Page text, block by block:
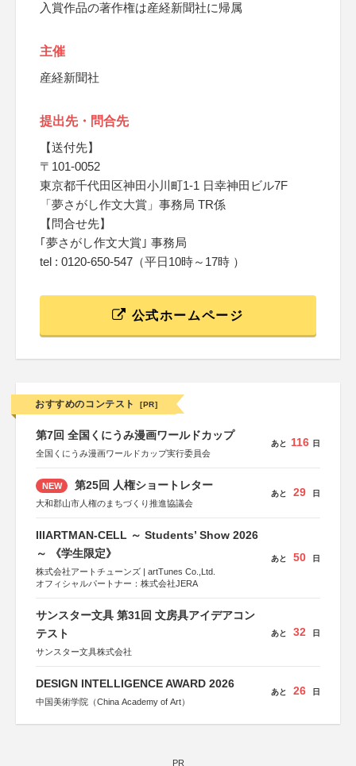
入賞作品の著作権は産経新聞社に帰属
主催
産経新聞社
提出先・問合先
【送付先】
〒101-0052
東京都千代田区神田小川町1-1 日幸神田ビル7F
「夢さがし作文大賞」事務局 TR係
【問合せ先】
｢夢さがし作文大賞｣ 事務局
tel : 0120-650-547（平日10時～17時 ）
公式ホームページ
おすすめのコンテスト [PR]
第7回 全国くにうみ漫画ワールドカップ
全国くにうみ漫画ワールドカップ実行委員会
あと 116 日
NEW 第25回 人権ショートレター
大和郡山市人権のまちづくり推進協議会
あと 29 日
IIIARTMAN-CELL ～ Students’ Show 2026
～ 《学生限定》
株式会社アートチューンズ | artTunes Co.,Ltd.
オフィシャルパートナー：株式会社JERA
あと 50 日
サンスター文具 第31回 文房具アイデアコン
テスト
サンスター文具株式会社
あと 32 日
DESIGN INTELLIGENCE AWARD 2026
中国美術学院（China Academy of Art）
あと 26 日
PR